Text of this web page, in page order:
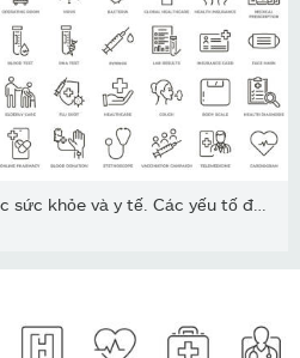
Bộ biểu tượng chăm sóc sức khỏe và y tế. Các yếu tố đồ họa đường...